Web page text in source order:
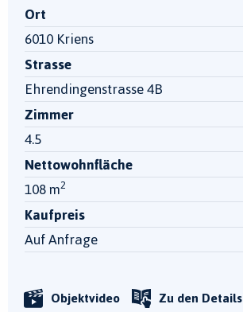
Ort
6010 Kriens
Strasse
Ehrendingenstrasse 4B
Zimmer
4.5
Nettowohnfläche
108 m2
Kaufpreis
Auf Anfrage
Objektvideo Zu den Details